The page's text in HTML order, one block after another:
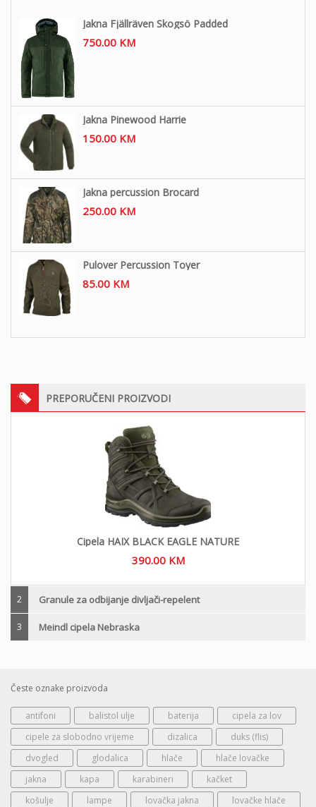
Jakna Fjällräven Skogsö Padded
750.00 KM
Jakna Pinewood Harrie
150.00 KM
Jakna percussion Brocard
250.00 KM
Pulover Percussion Toyer
85.00 KM
PREPORUČENI PROIZVODI
Cipela HAIX BLACK EAGLE NATURE
390.00 KM
2 Granule za odbijanje divljači-repelent
3 Meindl cipela Nebraska
Česte oznake proizvoda
antifoni balistol ulje baterija
cipela za lov
cipele za slobodno vrijeme
dizalica
duks (flis)
dvogled
glodalica hlače
hlače lovačke
jakna
kapa karabineri
kačket
košulje
lampe lovačka jakna
lovačke hlače